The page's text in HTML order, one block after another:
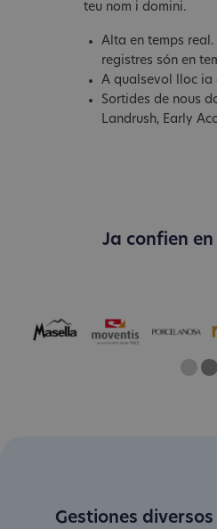
teu nom i domini.
Alta en temps real.
registres són en
A qualsevol lloc ia
Sortides de nous
Landrush, Early
Ja confien
One
Gestiones